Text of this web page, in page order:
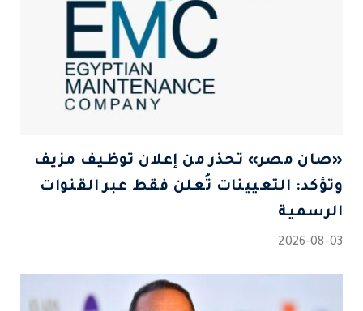
«صان مصر» تحذر من إعلان توظيف مزيف
وتؤكد: التعيينات تُعلن فقط عبر القنوات
الرسمية
2026-08-03